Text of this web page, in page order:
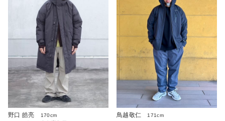
野口 皓亮
170cm
鳥越敬仁 171cm